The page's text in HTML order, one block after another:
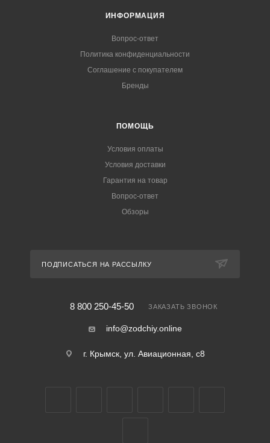
ИНФОРМАЦИЯ
Вопрос-ответ
Политика конфиденциальности
Соглашение с покупателем
Бренды
ПОМОЩЬ
Условия оплаты
Условия доставки
Гарантия на товар
Вопрос-ответ
Обзоры
ПОДПИСАТЬСЯ НА РАССЫЛКУ
8 800 250-45-50 ЗАКАЗАТЬ ЗВОНОК
info@zodchiy.online
г. Крымск, ул. Авиационная, с8